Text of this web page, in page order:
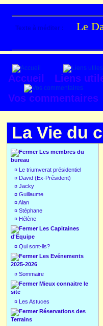
Texte à méditer :
Le
Accueil Liens
Vos commentaires
La Vie du
Les membres du
bureau
¤ Le triumverat présidentiel
¤ David (Ex-Président)
¤ Jacky
¤ Guillaume
¤Alan
¤ Stéphane
¤ Hélène
Les Capitaines
d'Equipe
¤ Qui sont-ils?
Les Evénements
2025-2026
¤ Sommaire
Mieux connaitre le
site
¤ Les Astuces
Réservations des
Terrains